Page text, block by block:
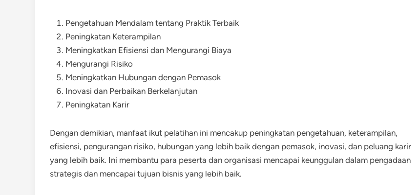
Pengetahuan Mendalam tentang Praktik Terbaik
Peningkatan Keterampilan
Meningkatkan Efisiensi dan Mengurangi Biaya
Mengurangi Risiko
Meningkatkan Hubungan dengan Pemasok
Inovasi dan Perbaikan Berkelanjutan
Peningkatan Karir
Dengan demikian, manfaat ikut pelatihan ini mencakup peningkatan pengetahuan, keterampilan,
efisiensi, pengurangan risiko, hubungan yang lebih baik dengan pemasok, inovasi, dan peluang karir
yang lebih baik. Ini membantu para peserta dan organisasi mencapai keunggulan dalam pengadaan
strategis dan mencapai tujuan bisnis yang lebih baik.